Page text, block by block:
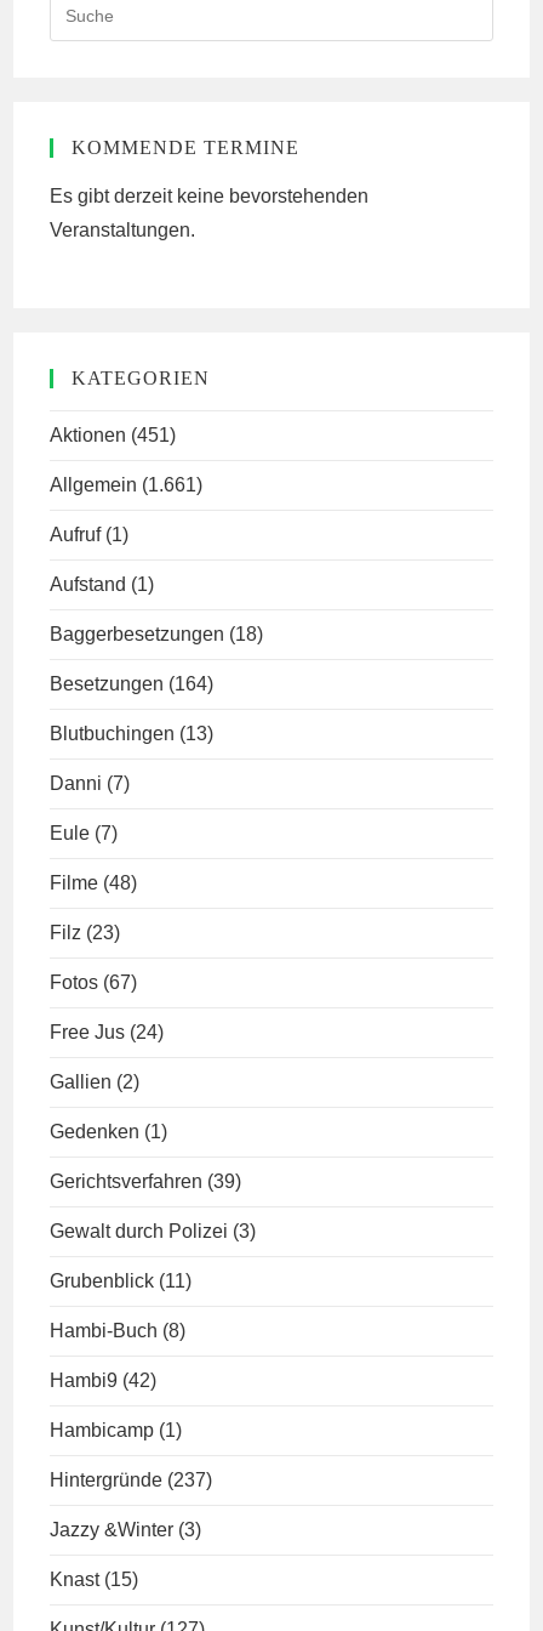
Search
this
KOMMENDE TERMINE
Es gibt derzeit keine bevorstehenden
Veranstaltungen.
KATEGORIEN
Aktionen (451)
Allgemein (1.661)
Aufruf (1)
Aufstand (1)
Baggerbesetzungen (18)
Besetzungen (164)
Blutbuchingen (13)
Danni (7)
Eule (7)
Filme (48)
Filz (23)
Fotos (67)
Free Jus (24)
Gallien (2)
Gedenken (1)
Gerichtsverfahren (39)
Gewalt durch Polizei (3)
Grubenblick (11)
Hambi-Buch (8)
Hambi9 (42)
Hambicamp (1)
Hintergründe (237)
Jazzy &Winter (3)
Knast (15)